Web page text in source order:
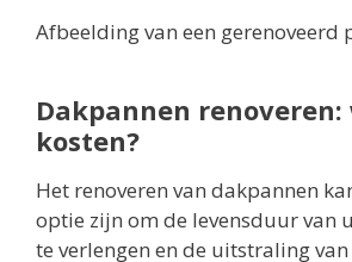
Afbeelding van een gerenoveerd
Dakpannen
kosten?
Het renoveren van dakpannen
optie zijn om de levensduur van
te verlengen en de uitstraling